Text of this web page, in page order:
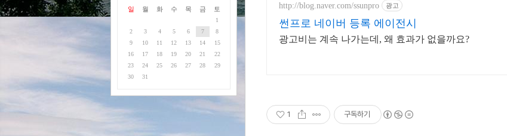
일 월 화 수 목 금 토
1
2
3 4 5 6 7
8
9
10 11 12 13 14
15
16
17 18 19 20 21
22
23
24 25 26 27 28
29
30
31
http://blog.naver.com/ssunpro 광고
썬프로 네이버 등록 에이전시
광고비는 계속 나가는데, 왜 효과가 없을까요?
1 구독하기